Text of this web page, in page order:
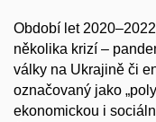
Období let
několika krizí –
války na Ukrajině či
označovaný jako
ekonomickou i